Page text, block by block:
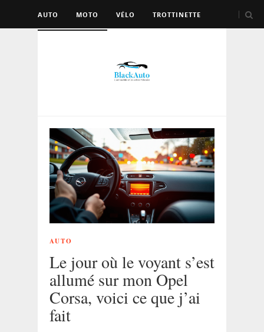
AUTO MOTO VÉLO TROTTINETTE
AUTO
Le jour où le voyant s’est
allumé sur mon Opel
Corsa, voici ce que j’ai
fait